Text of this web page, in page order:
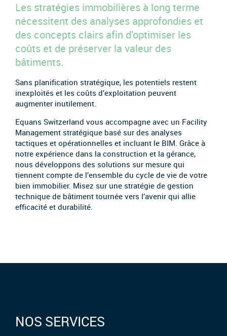
Les stratégies immobilières à long terme
nécessitent des analyses approfondies et
des concepts clairs afin d’optimiser les
coûts et de préserver la valeur des
bâtiments.
Sans planification stratégique, les potentiels restent
inexploités et les coûts d’exploitation peuvent
augmenter inutilement.
Equans Switzerland vous accompagne avec un Facility
Management stratégique basé sur des analyses
tactiques et opérationnelles et incluant le BIM. Grâce à
notre expérience dans la construction et la gérance,
nous développons des solutions sur mesure qui
tiennent compte de l’ensemble du cycle de vie de votre
bien immobilier. Misez sur une stratégie de gestion
technique de bâtiment tournée vers l’avenir qui allie
efficacité et durabilité.
NOS SERVICES